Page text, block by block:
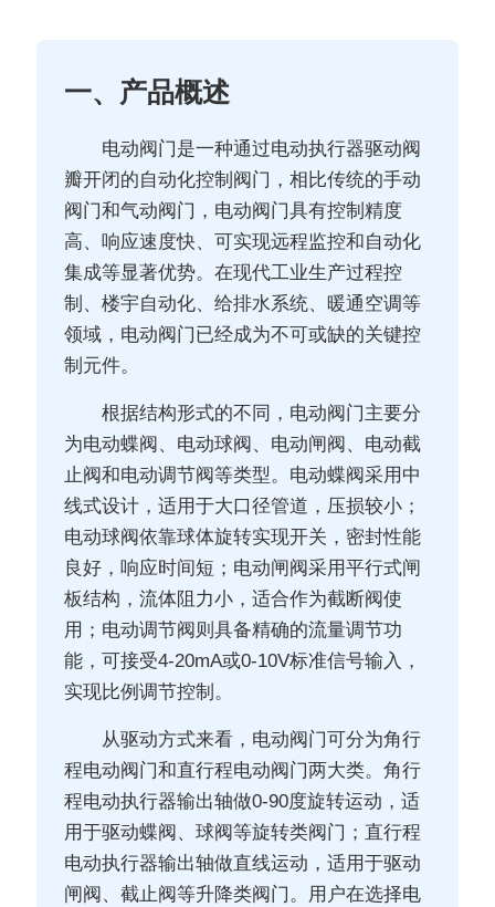
一、产品概述
电动阀门是一种通过电动执行器驱动阀
瓣开闭的自动化控制阀门，相比传统的手动
阀门和气动阀门，电动阀门具有控制精度
高、响应速度快、可实现远程监控和自动化
集成等显著优势。在现代工业生产过程控
制、楼宇自动化、给排水系统、暖通空调等
领域，电动阀门已经成为不可或缺的关键控
制元件。
根据结构形式的不同，电动阀门主要分
为电动蝶阀、电动球阀、电动闸阀、电动截
止阀和电动调节阀等类型。电动蝶阀采用中
线式设计，适用于大口径管道，压损较小；
电动球阀依靠球体旋转实现开关，密封性能
良好，响应时间短；电动闸阀采用平行式闸
板结构，流体阻力小，适合作为截断阀使
用；电动调节阀则具备精确的流量调节功
能，可接受4-20mA或0-10V标准信号输入，
实现比例调节控制。
从驱动方式来看，电动阀门可分为角行
程电动阀门和直行程电动阀门两大类。角行
程电动执行器输出轴做0-90度旋转运动，适
用于驱动蝶阀、球阀等旋转类阀门；直行程
电动执行器输出轴做直线运动，适用于驱动
闸阀、截止阀等升降类阀门。用户在选择电